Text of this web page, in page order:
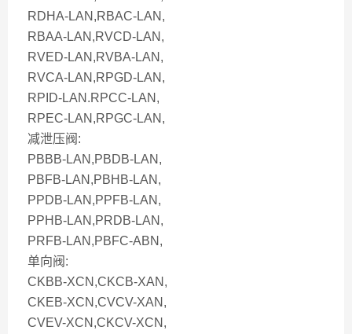
RDHA-LAN,RBAC-LAN,
RBAA-LAN,RVCD-LAN,
RVED-LAN,RVBA-LAN,
RVCA-LAN,RPGD-LAN,
RPID-LAN.RPCC-LAN,
RPEC-LAN,RPGC-LAN,
减泄压阀:
PBBB-LAN,PBDB-LAN,
PBFB-LAN,PBHB-LAN,
PPDB-LAN,PPFB-LAN,
PPHB-LAN,PRDB-LAN,
PRFB-LAN,PBFC-ABN,
单向阀:
CKBB-XCN,CKCB-XAN,
CKEB-XCN,CVCV-XAN,
CVEV-XCN,CKCV-XCN,